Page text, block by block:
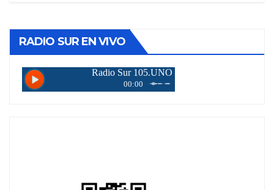
RADIO SUR EN VIVO